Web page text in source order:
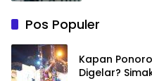
Pos Populer
Kapan
Digelar?